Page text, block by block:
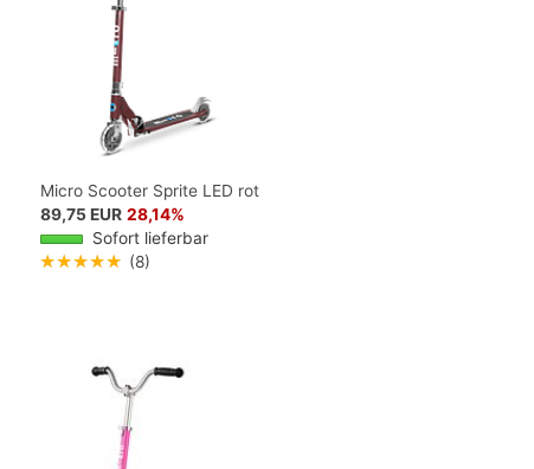
Micro Scooter Sprite LED rot
89,75 EUR 28,14%
Sofort lieferbar
★★★★★ (8)